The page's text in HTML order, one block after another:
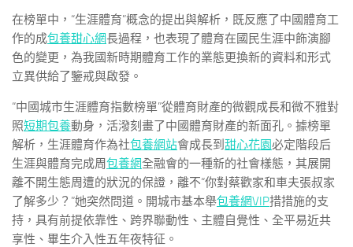
在榜單中，“生涯體育”概念的提出與解析，既反應了中國體育工
作的成包養甜心網長過程，也表現了體育在國民生涯中飾演腳
色的變更，為我國新時期體育工作的業態更換新的資料和形式
立異供給了鑒戒與啟發。
“中國城市生涯體育指數榜單”從體育財產的微觀成長和微不雅對
照短期包養動身，活潑刻畫了中國體育財產的新面孔。據榜單
解析，生涯體育作為社包養網站會成長到 甜心花園必定階段后
生涯與體育完成周包養網全融會的一種新的社會樣態，其展開
離不開生態周遭的狀況的保證，離不“你對蔡歡家和車夫張叔家
了解多少？”她突然問道。開城市基本舉包養網VIP措措施的支
持，具有前提依靠性、跨界聯動性、主體自覺性、全平易近共
享性、畢生介入性五年夜特征。